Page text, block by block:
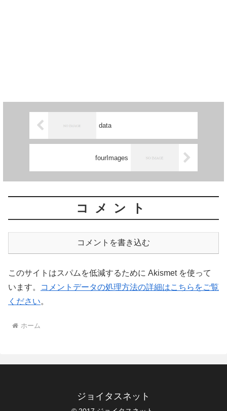
data
fourImages
コメント
コメントを書き込む
このサイトはスパムを低減するために Akismet を使って
います。
コメントデータの処理方法の詳細はこちらをご覧
ください。
ホーム
ジョイタスネット